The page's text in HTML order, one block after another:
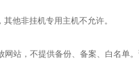
他非挂机专用主机不允许。
站，不提供备份、备案、白名单